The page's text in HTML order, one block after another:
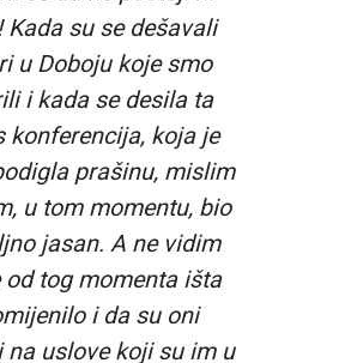
Kada su se dešavali
u Doboju koje smo
i kada se desila ta
konferencija, koja je
prašinu, mislim
u tom momentu, bio
jasan. A ne vidim
od tog momenta išta
i da su oni
na uslove koji su im u